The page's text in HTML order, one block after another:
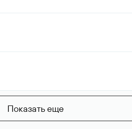
Показать еще